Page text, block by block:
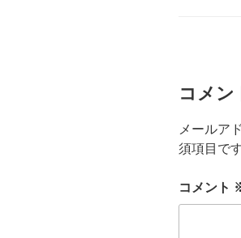
コメン
メールア
須項目で
コメント